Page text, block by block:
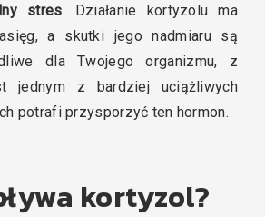
stres. Działanie kortyzolu ma
a skutki jego nadmiaru są
dla Twojego organizmu, z
jednym z bardziej uciążliwych
potrafi przysporzyć ten hormon.
kortyzol?